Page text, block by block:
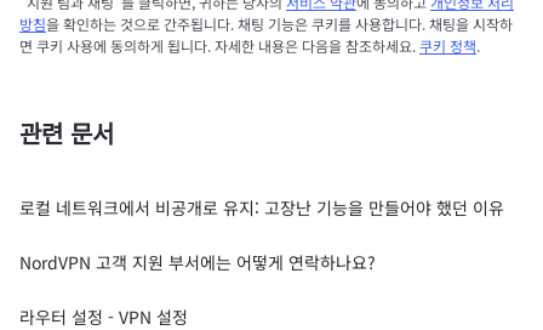
방침을 확인하는 것으로 간주됩니다. 채팅 기능은 쿠키를 사용합니다. 채팅을 시작하
면 쿠키 사용에 동의하게 됩니다. 자세한 내용은 다음을 참조하세요.쿠키 정책.
관련 문서
로컬 네트워크에서 비공개로 유지: 고장난 기능을 만들어야 했던 이유
NordVPN 고객 지원 부서에는 어떻게 연락하나요?
라우터 설정 - VPN 설정